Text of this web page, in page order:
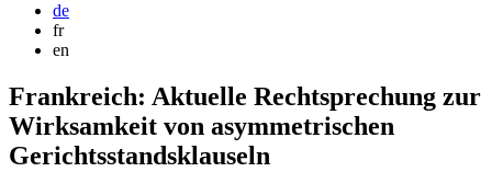
de
fr
en
Frankreich: Aktuelle Rechtsprechung zur
Wirksamkeit von asymmetrischen
Gerichtsstandsklauseln